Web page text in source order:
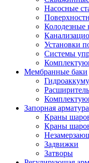
Насосные
Колодезные
Установки
Системы
Мембранные баки
Запорная арматура
Краны
Краны
Задвижки
Затворы